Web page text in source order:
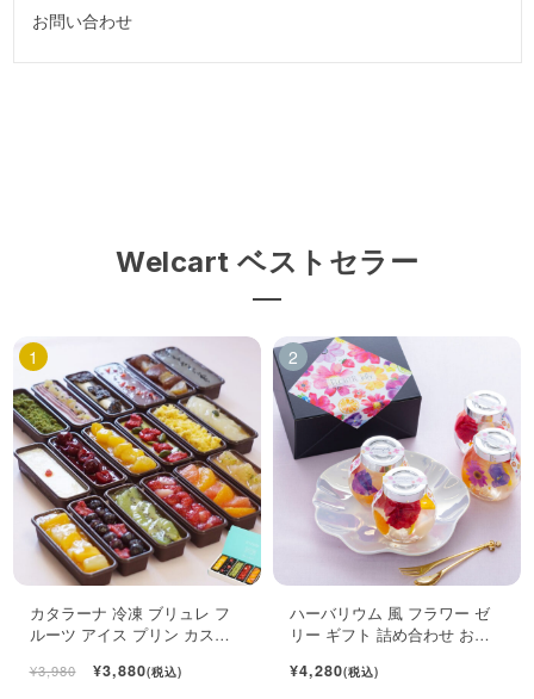
お問い合わせ
Welcart ベストセラー
カタラーナ 冷凍 ブリュレ フ
ルーツ アイス プリン カスタ
¥3,980 ¥3,880(税込)
ハーバリウム 風 フラワー ゼ
リー ギフト 詰め合わせ おし
¥4,280(税込)